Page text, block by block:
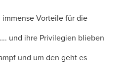
immense Vorteile für die
und ihre Privilegien blieben
und um den geht es